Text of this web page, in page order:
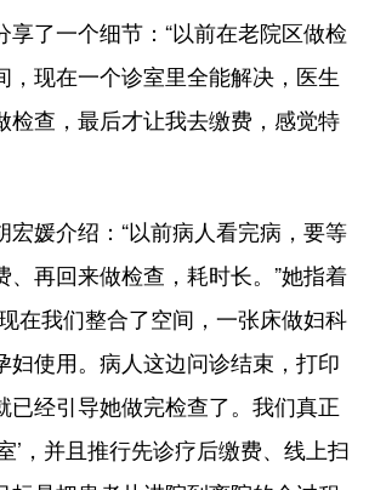
了一个细节：“以前在老院区做检
，现在一个诊室里全能解决，医生
检查，最后才让我去缴费，感觉特
媛介绍：“以前病人看完病，要等
、再回来做检查，耗时长。”她指着
在我们整合了空间，一张床做妇科
妇使用。病人这边问诊结束，打印
已经引导她做完检查了。我们真正
’，并且推行先诊疗后缴费、线上扫